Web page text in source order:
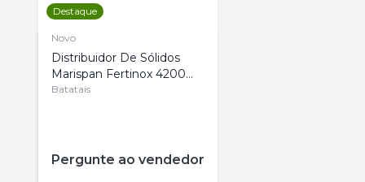
Destaque
Novo
Distribuidor De Sólidos
Marispan Fertinox 4200
Citrus
Batatais
Pergunte ao vendedor